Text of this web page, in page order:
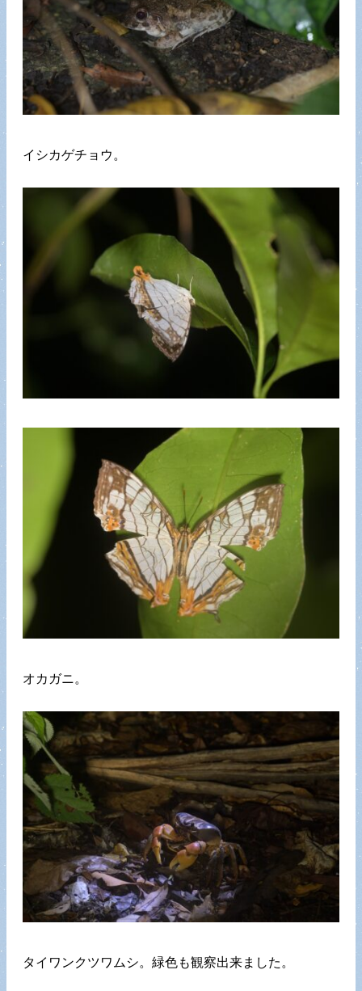
イシカゲチョウ。
オカガニ。
タイワンクツワムシ。緑色も観察出来ました。